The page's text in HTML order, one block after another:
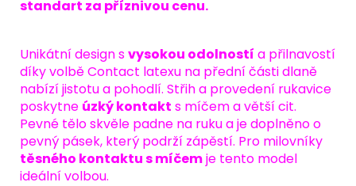
standart za příznivou cenu.
Unikátní design svysokou odolností a přilnavostí
díky volbě Contact latexu na přední části dlaně
nabízí jistotu a pohodlí. Střih a provedení rukavice
poskytne úzký kontakt s míčem a větší cit.
Pevné tělo skvěle padne na ruku a je doplněno o
pevný pásek, který podrží zápěstí. Pro milovníky
těsného kontaktu s míčemje tento model
ideální volbou.